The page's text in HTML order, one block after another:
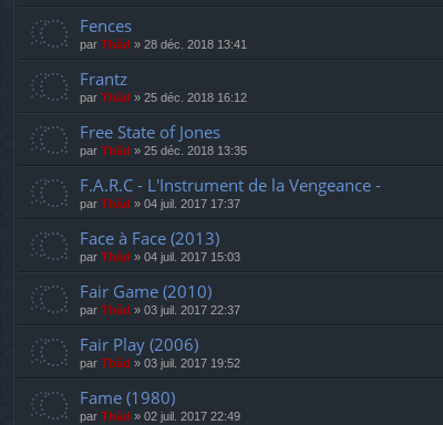
Fences
par Thãd » 28 déc. 2018 13:41
Frantz
par Thãd » 25 déc. 2018 16:12
Free State of Jones
par Thãd » 25 déc. 2018 13:35
F.A.R.C - L'Instrument de la Vengeance -
par Thãd » 04 juil. 2017 17:37
Face à Face (2013)
par Thãd » 04 juil. 2017 15:03
Fair Game (2010)
par Thãd » 03 juil. 2017 22:37
Fair Play (2006)
par Thãd » 03 juil. 2017 19:52
Fame (1980)
par Thãd » 02 juil. 2017 22:49